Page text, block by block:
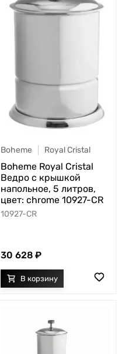
Boheme Royal Cristal
Boheme Royal Cristal
Ведро с крышкой
напольное, 5 литров,
цвет: chrome 10927-CR
10927-CR
30 628